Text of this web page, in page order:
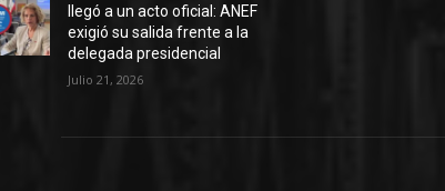
llegó a un acto oficial: ANEF
exigió su salida frente a la
delegada presidencial
Julio 21, 2026